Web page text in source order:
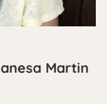
Martin